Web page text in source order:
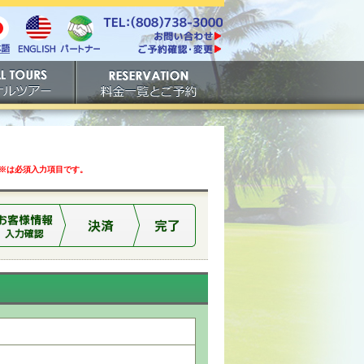
English パート
電話番号は808-738-
3000。ファックスは808-
738-3001。
https://www.tachibana.com/contact/
ご予約確認・変更
ご予約
必須入力項目です。